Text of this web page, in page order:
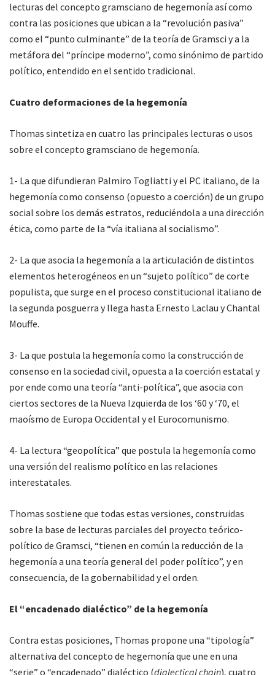
lecturas del concepto gramsciano de hegemonía así como
contra las posiciones que ubican a la “revolución pasiva”
como el “punto culminante” de la teoría de Gramsci y a la
metáfora del “príncipe moderno”, como sinónimo de partido
político, entendido en el sentido tradicional.
Cuatro deformaciones de la hegemonía
Thomas sintetiza en cuatro las principales lecturas o usos
sobre el concepto gramsciano de hegemonía.
1- La que difundieran Palmiro Togliatti y el PC italiano, de la
hegemonía como consenso (opuesto a coerción) de un grupo
social sobre los demás estratos, reduciéndola a una dirección
ética, como parte de la “vía italiana al socialismo”.
2- La que asocia la hegemonía a la articulación de distintos
elementos heterogéneos en un “sujeto político” de corte
populista, que surge en el proceso constitucional italiano de
la segunda posguerra y llega hasta Ernesto Laclau y Chantal
Mouffe.
3- La que postula la hegemonía como la construcción de
consenso en la sociedad civil, opuesta a la coerción estatal y
por ende como una teoría “anti-política”, que asocia con
ciertos sectores de la Nueva Izquierda de los ‘60 y ‘70, el
maoísmo de Europa Occidental y el Eurocomunismo.
4- La lectura “geopolítica” que postula la hegemonía como
una versión del realismo político en las relaciones
interestatales.
Thomas sostiene que todas estas versiones, construidas
sobre la base de lecturas parciales del proyecto teórico-
político de Gramsci, “tienen en común la reducción de la
hegemonía a una teoría general del poder político”, y en
consecuencia, de la gobernabilidad y el orden.
El “encadenado dialéctico” de la hegemonía
Contra estas posiciones, Thomas propone una “tipología”
alternativa del concepto de hegemonía que une en una
“serie” o “encadenado” dialéctico (dialectical chain), cuatro